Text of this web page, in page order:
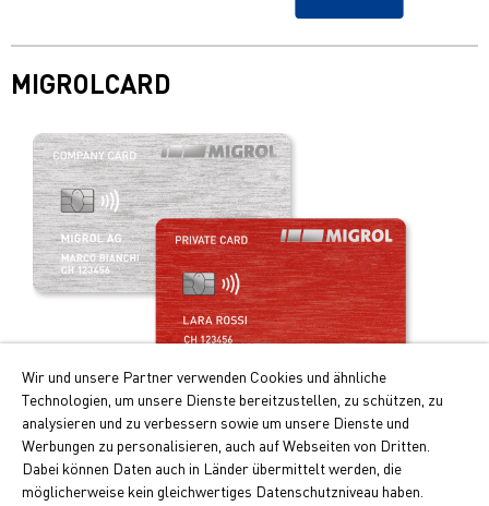
MIGROLCARD
Profitez de la carte de paiement intelligente!
Les principaux avantages de la Migrolcard:
Doubles points Cumulus pour le carburant et recharge
électrique
Wir und unsere Partner verwenden Cookies und ähnliche
Technologien, um unsere Dienste bereitzustellen, zu schützen, zu
analysieren und zu verbessern sowie um unsere Dienste und
Werbungen zu personalisieren, auch auf Webseiten von Dritten.
Dabei können Daten auch in Länder übermittelt werden, die
möglicherweise kein gleichwertiges Datenschutzniveau haben.